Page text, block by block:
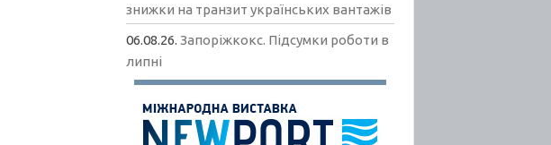
знижки на транзит українських вантажів
06.08.26.Запоріжкокс. Підсумки роботи в
липні